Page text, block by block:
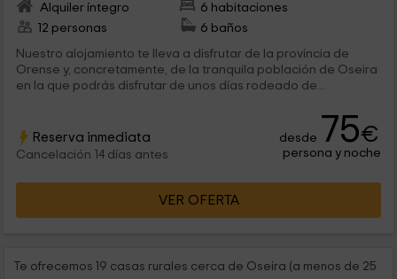
Alquiler íntegro
6 habitaciones
12 personas
6 baños
Nuestro alojamiento te lleva a disfrutar de la provincia de
Orense y, concretamente, de la tranquila población de Oseira
en la que podrás disfrutar de unos días rodeado de...
Reserva inmediata
Cancelación 14 días antes
desde 75€
persona y noche
VER OFERTA
Te ofrecemos 19 casas rurales cerca de Oseira (a menos de 25